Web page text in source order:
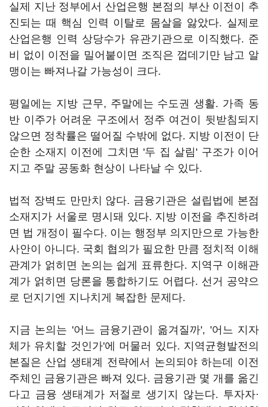
실제 지난 정부에서 산업은행 본점의 부산 이전이 추
진되는 때 핵심 인력 이탈로 몸살을 앓았다. 실제로
산업은행 인력 상당수가 유관기관으로 이직했다. 준
비 없이 이전을 밀어붙이면 조직은 껍데기만 남고 알
맹이는 빠져나갈 가능성이 크다.
평일에는 지방 근무, 주말에는 수도권 생활. 가족 동
반 이주가 어려운 구조에서 정주 여건이 뒷받침되지
않으면 정착률은 떨어질 수밖에 없다. 지방 이전이 단
순한 소재지 이전에 그치면 '두 집 살림' 구조가 이어
지고 주말 공동화 현상이 나타날 수 있다.
법적 장벽도 만만치 않다. 금융기관은 설립법에 본점
소재지가 서울로 명시돼 있다. 지방 이전을 추진하려
면 법 개정이 필수다. 이는 행정부 의지만으로 가능한
사안이 아니다. 국회 협의가 필요한 만큼 정치적 이해
관계가 얽히면 논의는 쉽게 표류한다. 지역구 이해관
계가 얽히면 당론을 통합하기도 어렵다. 선거 공약으
로 던지기엔 지나치게 복잡한 문제다.
지금 논의는 '어느 금융기관이 옮겨질까', '어느 지자
체가 유치할 것인가'에 머물러 있다. 지역균형발전의
본질은 산업 생태계 전략에서 논의되야 하는데 이전
주체인 금융기관은 빠져 있다. 금융기관 몇 개를 옮긴
다고 금융 생태계가 저절로 생기지 않는다. 투자자·